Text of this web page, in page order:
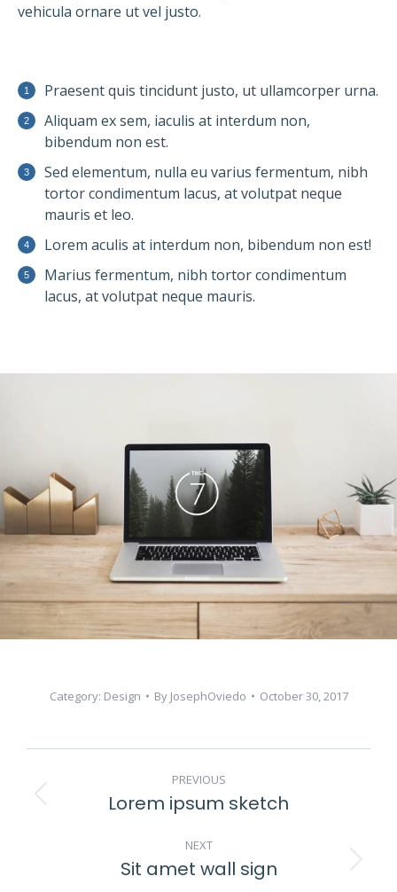
vehicula ornare ut vel justo.
Praesent quis tincidunt justo, ut ullamcorper urna.
Aliquam ex sem, iaculis at interdum non,
bibendum non est.
Sed elementum, nulla eu varius fermentum, nibh
tortor condimentum lacus, at volutpat neque
mauris et leo.
Lorem aculis at interdum non, bibendum non est!
Мarius fermentum, nibh tortor condimentum
lacus, at volutpat neque mauris.
Category: Design By JosephOviedo October 30, 2017
NAVIGATION
PREVIOUS
Previous
Lorem ipsum sketch
NEXT
Next
Sit amet wall sign